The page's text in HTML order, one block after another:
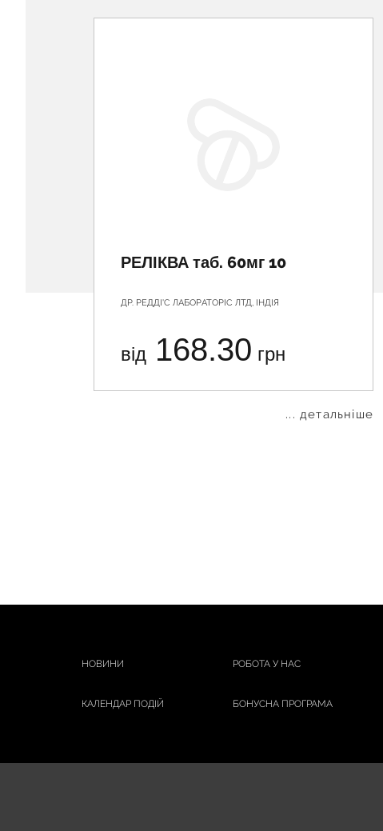
РЕЛІКВА таб. 60мг 10
ДР. РЕДДІ'С ЛАБОРАТОРІС ЛТД, ІНДІЯ
від 168.30 грн
... детальніше
НОВИНИ РОБОТА У НАС
КАЛЕНДАР ПОДІЙ БОНУСНА ПРОГРАМА